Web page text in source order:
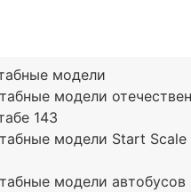
модели
модели
143
модели Start Scale
модели автобусов